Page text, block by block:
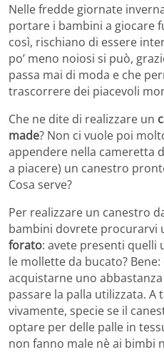
Nelle fredde giornate
portare i bambini a giocare
così, rischiano di essere
po’ meno noiosi si può,
passa mai di moda e che
trascorrere dei piacevoli
Che ne dite di realizzare un
made? Non ci vuole poi
appendere nella cameretta
a piacere) un canestro
Cosa serve?
Per realizzare un canestro
bambini dovrete procurarvi
forato: avete presenti quelli
le mollette da bucato?
acquistarne uno
passare la palla utilizzata.
vivamente, specie se il
optare per delle palle in
non fanno male nè ai bimbi